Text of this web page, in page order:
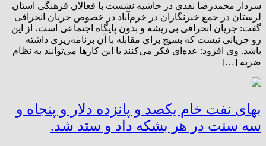
سردار محمدرضا نقدی در حاشیه نشست با فعالان فرهنگی استان
لرستان در جمع خبرنگاران در خرم‌آباد در خصوص جریان انحرافی
گفت: جریان انحرافی بی‌ریشه و بدون پایگاه اجتماعی است، از این
رو جریانی نیست که بسیج برای مقابله با آن برنامه‌ریزی داشته
باشد. وی افزود: عده‌ای فکر می‌کنند با این کارها می‌توانند به نظام
ضربه […]
بهای نفت خام یکصد و پانزده دلار و پنجاه و
سه سنت در هر بشکه داد و ستد شد.